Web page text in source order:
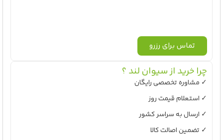
تماس برای رزرو
چرا خرید از سیوان لند ؟
✓ مشاوره تخصصی رایگان
✓ استعلام قیمت روز
✓ ارسال به سراسر کشور
✓ تضمین اصالت کالا